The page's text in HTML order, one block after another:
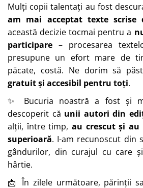
Mulți copii talentați au fost
am mai acceptat texte scrise
această decizie tocmai pentru a
participare – procesarea
presupune un efort mare de
păcate, costă. Ne dorim să
gratuit și accesibil pentru toți.
✨ Bucuria noastră a fost și
descoperit că unii autori din
alții, între timp, au crescut și
superioară. I-am recunoscut din
gândurilor, din curajul cu care
hârtie.
📩 În zilele următoare, părinții